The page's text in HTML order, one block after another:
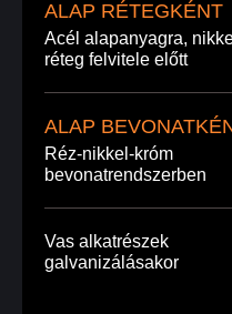
ALAP RÉTEGKÉNT
Acél alapanyagra,
réteg felvitele előtt
ALAP
Réz-nikkel-króm
bevonatrendszerben
Vas alkatrészek
galvanizálásakor